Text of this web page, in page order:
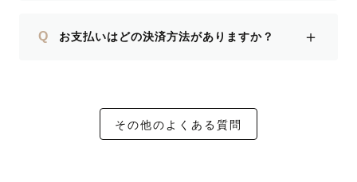
Q お支払いはどの決済方法がありますか？ ＋
その他のよくある質問